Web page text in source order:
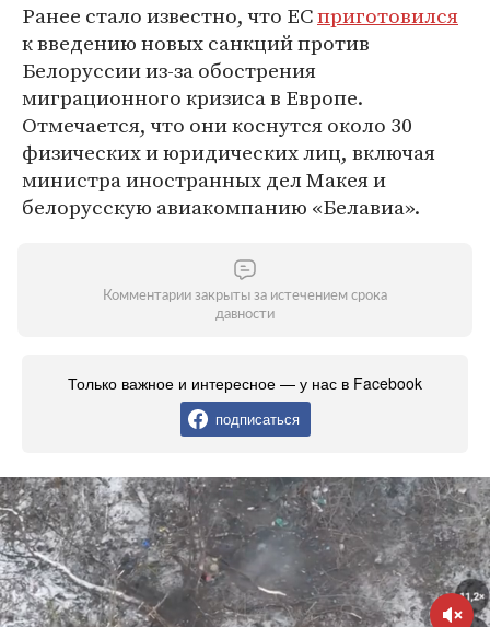
Ранее стало известно, что ЕСприготовился
к введению новых санкций против
Белоруссии из-за обострения
миграционного кризиса в Европе.
Отмечается, что они коснутся около 30
физических и юридических лиц, включая
министра иностранных дел Макея и
белорусскую авиакомпанию «Белавиа».
Комментарии закрыты за истечением срока
давности
Только важное и интересное — у нас в Facebook
подписаться